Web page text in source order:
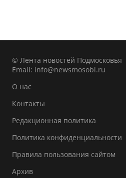
© Лента новостей Подмосковья
Email: info@newsmosobl.ru
О нас
Контакты
Редакционная политика
Политика конфиденциальности
Правила пользования сайтом
Архив